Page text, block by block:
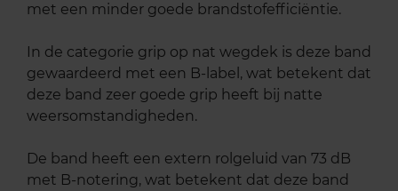
met een minder goede brandstofefficiëntie.
In de categorie grip op nat wegdek is deze band
gewaardeerd met een B-label, wat betekent dat
deze band zeer goede grip heeft bij natte
weersomstandigheden.
De band heeft een extern rolgeluid van 73 dB
met B-notering, wat betekent dat deze band